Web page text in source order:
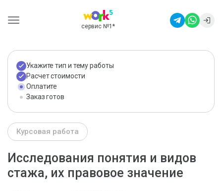
сервис №1 *
Укажите тип и тему работы
Расчет стоимости
Оплатите
Заказ готов
Курсовая работа
Исследования понятия и видов
стажа, их правовое значение